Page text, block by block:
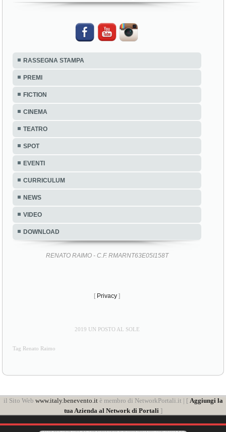
RASSEGNA STAMPA
PREMI
FICTION
CINEMA
TEATRO
SPOT
EVENTI
CURRICULUM
NEWS
VIDEO
DOWNLOAD
RENATO RAIMO - C.F. RMARNT63E05I158T
[ Privacy ]
2019 UN POSTO AL SOLE
Tag Renato Raimo
il Sito Web www.italy.benevento.itè membro di NetworkPortali.it | [ Aggiungi la
tua Azienda al Network di Portali]